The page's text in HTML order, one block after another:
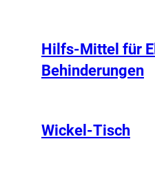
Hilfs-Mittel für
Behinderungen
Wickel-Tisch